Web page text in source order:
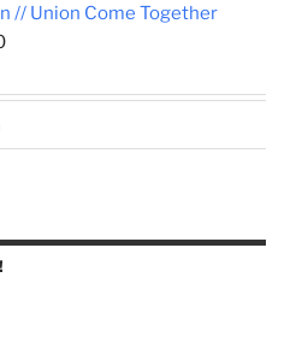
// Union Come Together